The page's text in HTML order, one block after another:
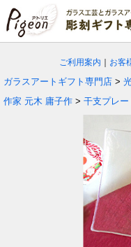
ご利用案内 お客
ガラスアートギフト専門店 >
作家 元木 庸子作 > 干支プレー